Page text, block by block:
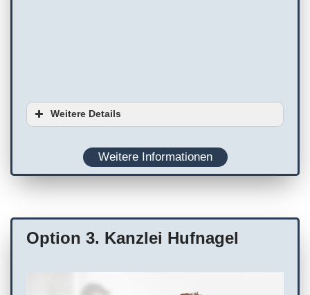
Weitere Details
Ausstattung
Rollstuhlgerechter Parkplatz
WC
Terminvereinbarung empfohlen
Weitere Informationen
Option 3. Kanzlei Hufnagel